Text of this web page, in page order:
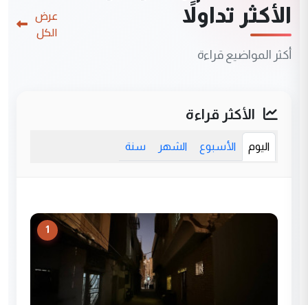
الأكثر تداولاً
أكثر المواضيع قراءة
عرض
الكل
الأكثر قراءة
اليوم الأسبوع الشهر سنة
1